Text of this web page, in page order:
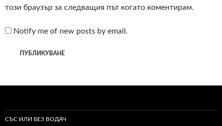
този браузър за следващия път когато коментирам.
Notify me of new posts by email.
СЪС ИЛИ БЕЗ ВОДАЧ